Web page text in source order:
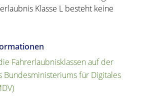
Klasse L besteht keine
Fahrerlaubnisklassen auf der
Bundesministeriums für Digitales